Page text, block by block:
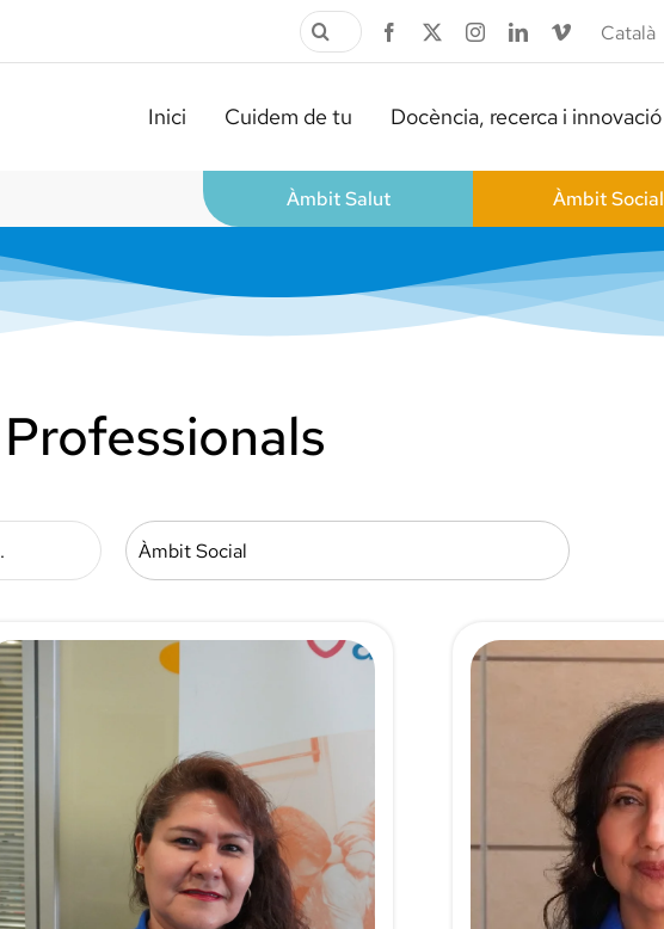
Cerca
…
Inici Cuidem de tu Docència, recerca i innovació
Àmbit Salut Àmbit Social
Professionals